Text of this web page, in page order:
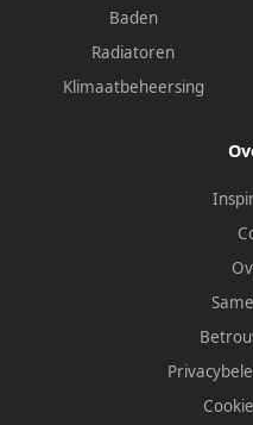
Baden
Radiatoren
Klimaatbeheersing